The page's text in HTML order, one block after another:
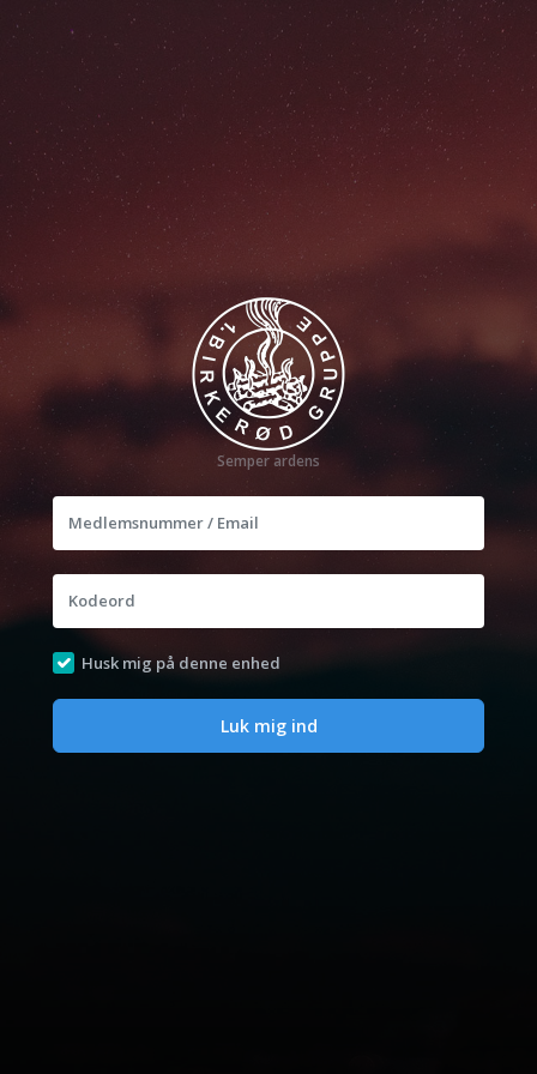
Semper ardens
Medlemsnummer / Email
Kodeord
Husk mig på denne enhed
Luk mig ind